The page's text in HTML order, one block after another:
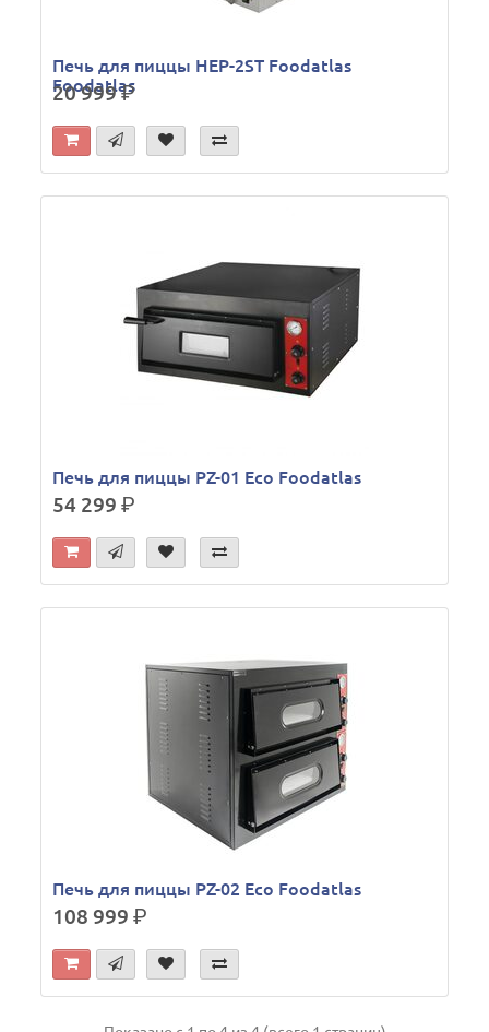
Печь для пиццы HEP-2ST Foodatlas
Foodatlas
20 999р.
Печь для пиццы PZ-01 Eco Foodatlas
54 299р.
Печь для пиццы PZ-02 Eco Foodatlas
108 999р.